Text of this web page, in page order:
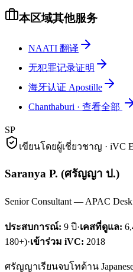
本区域其他服务
NAATI 翻译
无犯罪记录证明
海牙认证 Apostille
Chanthaburi · 查看全部
SP
เขียนโดยผู้เชี่ยวชาญ · iVC
Saranya P. (ศรัญญา ป.)
Senior Consultant — APAC
ประสบการณ์: 9 ปี·เคสที่ดูแล:
180+)·เข้าร่วม iVC: 2018
ศรัญญาเรียนจบโทด้าน Japanese